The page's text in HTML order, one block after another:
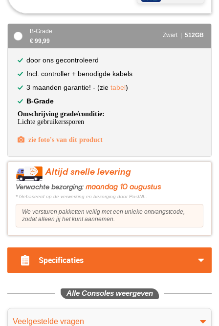
B-Grade
€ 99,99
Zwart | 512GB
door ons gecontroleerd
Incl. controller + benodigde kabels
3 maanden garantie! - (zie tabel)
B-Grade
Omschrijving grade/conditie:
Lichte gebruikerssporen
zie foto's van dit product
Altijd snelle levering
Verwachte bezorging: maandag 10 augustus
* Gebaseerd op de verwerking en bezorging door PostNL.
We versturen pakketten veilig met een unieke ontvangstcode,
zodat alleen jij het kunt aannemen.
Specificaties
Alle Consoles weergeven
Veelgestelde vragen